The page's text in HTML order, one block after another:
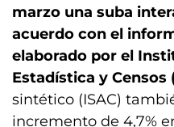
marzo una suba
acuerdo con el
elaborado por el
Estadística y Censos
sintético (ISAC)
incremento de 4,7%